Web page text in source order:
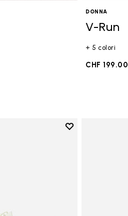
DONNA
V-Run
+ 5 colori
CHF 199.00
Add to wishlist